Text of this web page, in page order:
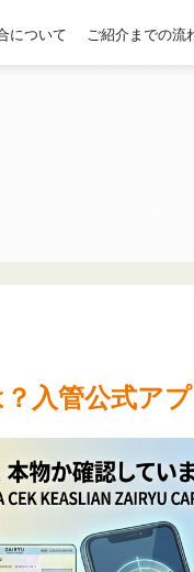
について ご紹介までの流
入管公式ア